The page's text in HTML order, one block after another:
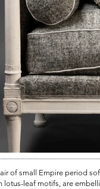
of small Empire period
lotus-leaf motifs, are